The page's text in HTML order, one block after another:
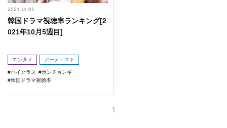
2021.11.01
韓国ドラマ視聴率ランキング[2
021年10月5週目]
エンタメ アーティスト
ハイクラス
ホンチョンギ
韓国ドラマ視聴率
1